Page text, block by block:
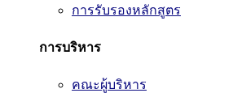
การรับรองหลักสูตร
การบริหาร
คณะผู้บริหาร